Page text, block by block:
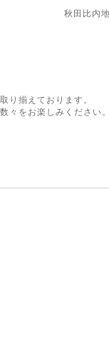
秋田比内
り揃えております。
々をお楽しみください。